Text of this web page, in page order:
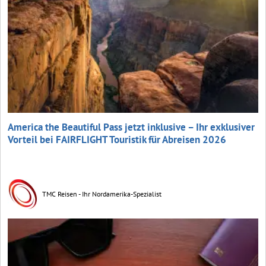
America the Beautiful Pass jetzt inklusive – Ihr exklusiver
Vorteil bei FAIRFLIGHT Touristik für Abreisen 2026
TMC Reisen - Ihr Nordamerika-Spezialist